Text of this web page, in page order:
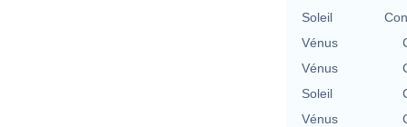
Soleil
Vénus
Vénus
Soleil
Vénus